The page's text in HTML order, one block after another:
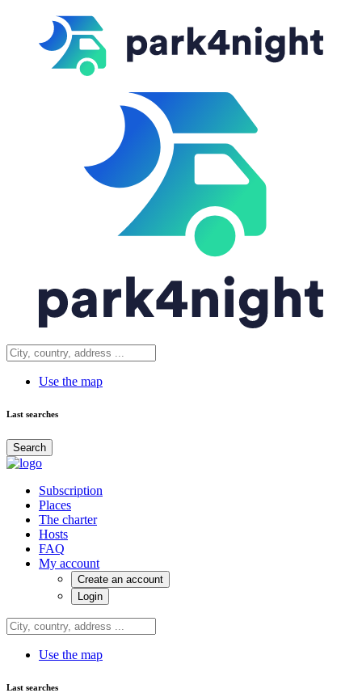
Use the map
Last searches
Search
Subscription
Places
The charter
Hosts
FAQ
My account
Create an account
Login
Use the map
Last searches